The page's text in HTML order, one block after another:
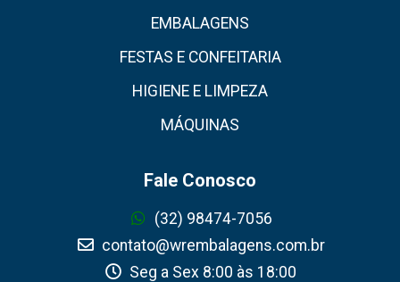
EMBALAGENS
FESTAS E CONFEITARIA
HIGIENE E LIMPEZA
MÁQUINAS
Fale Conosco
(32) 98474-7056
contato@wrembalagens.com.br
Seg a Sex 8:00 às 18:00